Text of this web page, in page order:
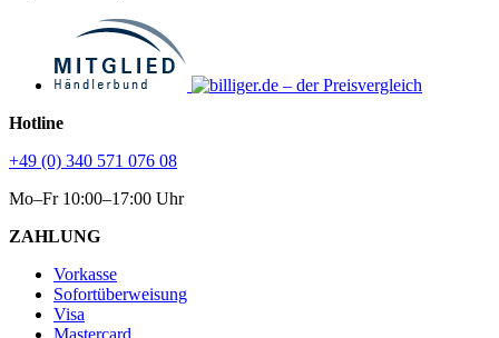
Hotline
+49 (0) 340 571 076 08
Mo–Fr 10:00–17:00 Uhr
ZAHLUNG
Vorkasse
Sofortüberweisung
Visa